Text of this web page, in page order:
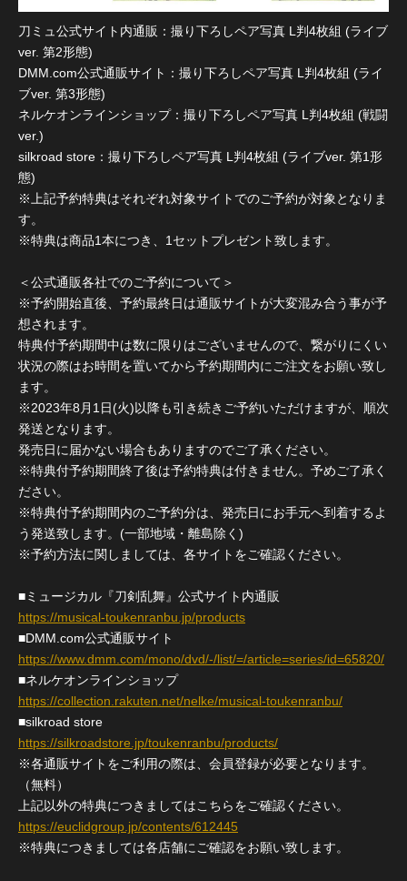
刀ミュ公式サイト内通販：撮り下ろしペア写真 L判4枚組 (ライブ
ver. 第2形態)
DMM.com公式通販サイト：撮り下ろしペア写真 L判4枚組 (ライ
ブver. 第3形態)
ネルケオンラインショップ：撮り下ろしペア写真 L判4枚組 (戦闘
ver.)
silkroad store：撮り下ろしペア写真 L判4枚組 (ライブver. 第1形
態)
※上記予約特典はそれぞれ対象サイトでのご予約が対象となりま
す。
※特典は商品1本につき、1セットプレゼント致します。
＜公式通販各社でのご予約について＞
※予約開始直後、予約最終日は通販サイトが大変混み合う事が予
想されます。
特典付予約期間中は数に限りはございませんので、繋がりにくい
状況の際はお時間を置いてから予約期間内にご注文をお願い致し
ます。
※2023年8月1日(火)以降も引き続きご予約いただけますが、順次
発送となります。
発売日に届かない場合もありますのでご了承ください。
※特典付予約期間終了後は予約特典は付きません。予めご了承く
ださい。
※特典付予約期間内のご予約分は、発売日にお手元へ到着するよ
う発送致します。(一部地域・離島除く)
※予約方法に関しましては、各サイトをご確認ください。
■ミュージカル『刀剣乱舞』公式サイト内通販
https://musical-toukenranbu.jp/products
■DMM.com公式通販サイト
https://www.dmm.com/mono/dvd/-/list/=/article=series/id=65820/
■ネルケオンラインショップ
https://collection.rakuten.net/nelke/musical-toukenranbu/
■silkroad store
https://silkroadstore.jp/toukenranbu/products/
※各通販サイトをご利用の際は、会員登録が必要となります。
（無料）
上記以外の特典につきましてはこちらをご確認ください。
https://euclidgroup.jp/contents/612445
※特典につきましては各店舗にご確認をお願い致します。